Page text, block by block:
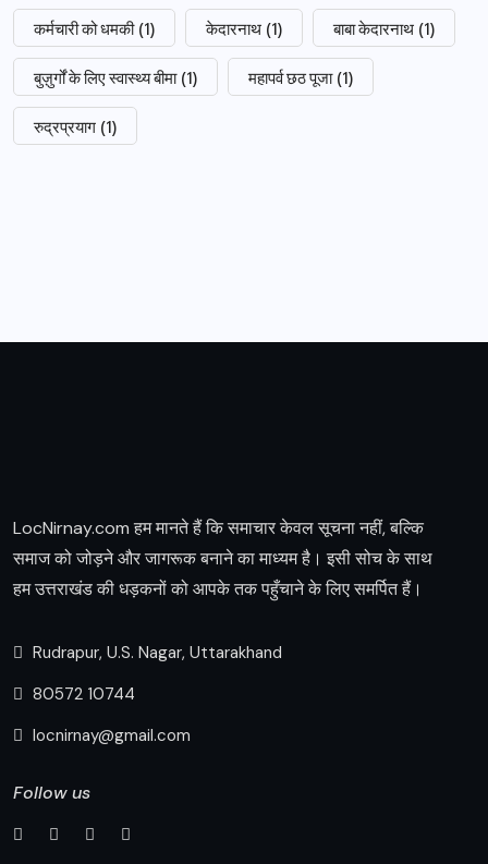
कर्मचारी को धमकी (1) केदारनाथ (1) बाबा केदारनाथ (1)
बुज़ुर्गों के लिए स्वास्थ्य बीमा (1) महापर्व छठ पूजा (1)
रुद्रप्रयाग (1)
LocNirnay.com हम मानते हैं कि समाचार केवल सूचना नहीं, बल्कि
समाज को जोड़ने और जागरूक बनाने का माध्यम है। इसी सोच के साथ
हम उत्तराखंड की धड़कनों को आपके तक पहुँचाने के लिए समर्पित हैं।
Rudrapur, U.S. Nagar, Uttarakhand
80572 10744
locnirnay@gmail.com
Follow us